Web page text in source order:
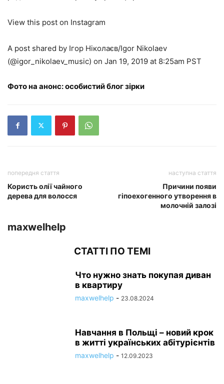
View this post on Instagram
A post shared by Ігор Ніколаєв/Igor Nikolaev
(@igor_nikolaev_music) on Jan 19, 2019 at 8:25am PST
Фото на анонс: особистий блог зірки
попередня стаття
Користь олії чайного
дерева для волосся
наступна стаття
Причини появи
гіпоехогенного утворення в
молочній залозі
maxwelhelp
СТАТТІ ПО ТЕМІ
Что нужно знать покупая диван
в квартиру
maxwelhelp - 23.08.2024
Навчання в Польщі – новий крок
в житті українських абітурієнтів
maxwelhelp - 12.09.2023